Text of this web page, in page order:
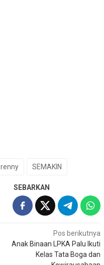
renny SEMAKIN
SEBARKAN
Pos berikutnya
Anak Binaan LPKA Palu Ikuti
Kelas Tata Boga dan